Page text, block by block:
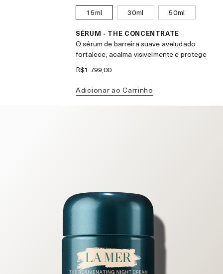
15ml 30ml 50ml
SÉRUM - THE CONCENTRATE
O sérum de barreira suave aveludado
fortalece, acalma visivelmente e protege
R$1.799,00
Adicionar ao Carrinho